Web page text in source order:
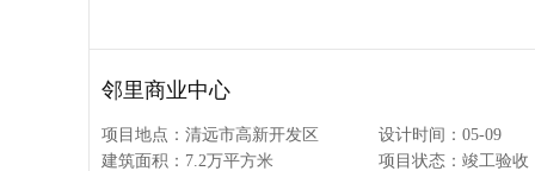
邻里商业中心
项目地点：清远市高新开发区
建筑面积：7.2万平方米
设计时间：05-09
项目状态：竣工验收